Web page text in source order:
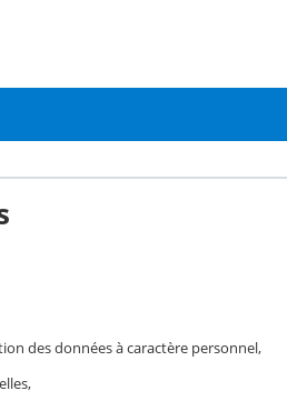
des données à caractère personnel,